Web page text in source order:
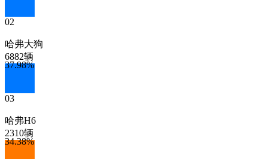
37.98%
02
哈弗大狗
6882辆
34.38%
03
哈弗H6
2310辆